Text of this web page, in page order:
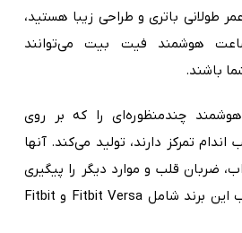
طولانی باتری و طراحی زیبا هستید،
هوشمند فیت بیت می‌توانند
باشند.
چندمنظوره‌ای را که بر روی
تمرکز دارند، تولید می‌کند. آنها
ضربان قلب و موارد دیگر را پیگیری
می‌کنند. مدل‌های محبوب این برند شامل Fitbit Versa و Fitbit